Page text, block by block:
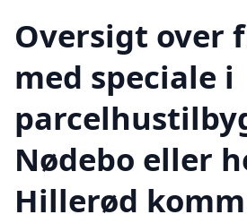
Oversigt over
med speciale i
Nødebo eller
Hillerød